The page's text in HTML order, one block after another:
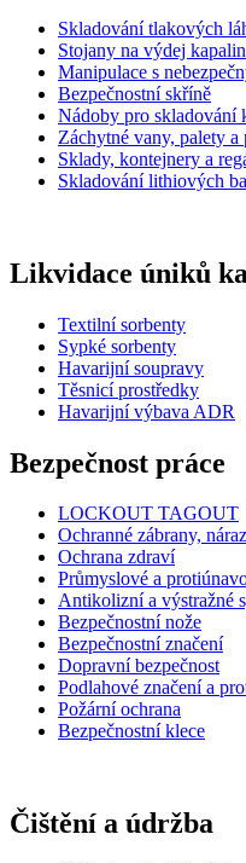
Skladování tlakových
Stojany na výdej kapalin
Manipulace s
Bezpečnostní skříně
Nádoby pro skladování
Záchytné vany, palety a
Sklady, kontejnery a
Skladování lithiových
Likvidace úniků
Textilní sorbenty
Sypké sorbenty
Havarijní soupravy
Těsnicí prostředky
Havarijní výbava ADR
Bezpečnost práce
LOCKOUT TAGOUT
Ochranné zábrany,
Ochrana zdraví
Průmyslové a
Antikolizní a výstražné
Bezpečnostní nože
Bezpečnostní značení
Dopravní bezpečnost
Podlahové značení a
Požární ochrana
Bezpečnostní klece
Čištění a údržba